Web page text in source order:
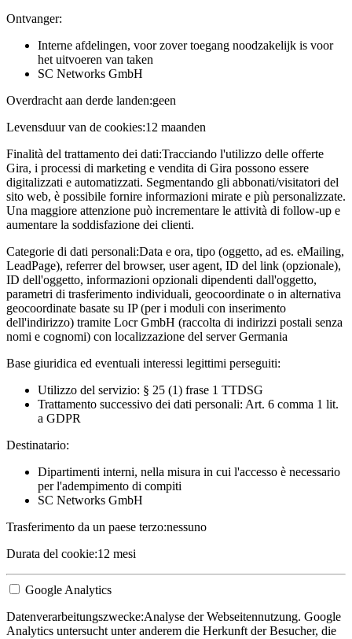
Ontvanger:
Interne afdelingen, voor zover toegang noodzakelijk is voor
het uitvoeren van taken
SC Networks GmbH
Overdracht aan derde landen:geen
Levensduur van de cookies:12 maanden
Finalità del trattamento dei dati:Tracciando l'utilizzo delle offerte
Gira, i processi di marketing e vendita di Gira possono essere
digitalizzati e automatizzati. Segmentando gli abbonati/visitatori del
sito web, è possibile fornire informazioni mirate e più personalizzate.
Una maggiore attenzione può incrementare le attività di follow-up e
aumentare la soddisfazione dei clienti.
Categorie di dati personali:Data e ora, tipo (oggetto, ad es. eMailing,
LeadPage), referrer del browser, user agent, ID del link (opzionale),
ID dell'oggetto, informazioni opzionali dipendenti dall'oggetto,
parametri di trasferimento individuali, geocoordinate o in alternativa
geocoordinate basate su IP (per i moduli con inserimento
dell'indirizzo) tramite Locr GmbH (raccolta di indirizzi postali senza
nomi e cognomi) con localizzazione del server Germania
Base giuridica ed eventuali interessi legittimi perseguiti:
Utilizzo del servizio: § 25 (1) frase 1 TTDSG
Trattamento successivo dei dati personali: Art. 6 comma 1 lit.
a GDPR
Destinatario:
Dipartimenti interni, nella misura in cui l'accesso è necessario
per l'adempimento di compiti
SC Networks GmbH
Trasferimento da un paese terzo:nessuno
Durata del cookie:12 mesi
Google Analytics
Datenverarbeitungszwecke:Analyse der Webseitennutzung. Google
Analytics untersucht unter anderem die Herkunft der Besucher, die